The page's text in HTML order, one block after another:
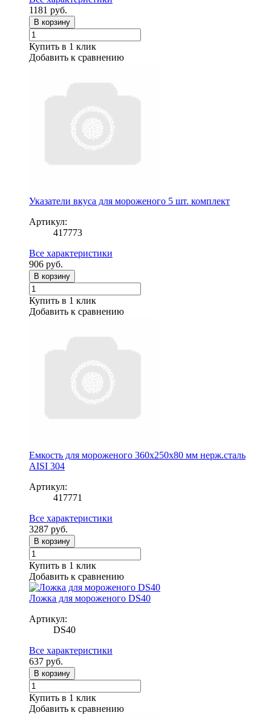
1181 руб.
В корзину
Купить в 1 клик
Добавить к сравнению
Указатели вкуса для мороженого 5 шт. комплект
Артикул:
417773
Все характеристики
906 руб.
В корзину
Купить в 1 клик
Добавить к сравнению
Емкость для мороженого 360x250x80 мм нерж.сталь
AISI 304
Артикул:
417771
Все характеристики
3287 руб.
В корзину
Купить в 1 клик
Добавить к сравнению
Ложка для мороженого DS40
Артикул:
DS40
Все характеристики
637 руб.
В корзину
Купить в 1 клик
Добавить к сравнению